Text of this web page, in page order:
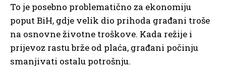
To je posebno problematično za ekonomiju
poput BiH, gdje velik dio prihoda građani troše
na osnovne životne troškove. Kada režije i
prijevoz rastu brže od plaća, građani počinju
smanjivati ostalu potrošnju.